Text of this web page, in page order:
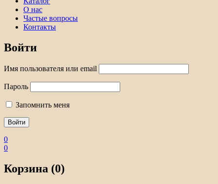
О нас
Частые вопросы
Контакты
Войти
Имя пользователя или email
Пароль
Запомнить меня
0
0
Корзина (0)